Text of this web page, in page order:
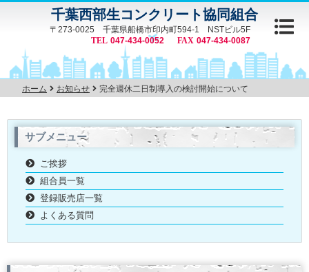
千葉西部生コンクリート協同組合
〒273-0025 千葉県船橋市印内町594-1 NSTビル5F
047-434-0052
047-434-0087
ホーム お知らせ 完全週休二日制導入の検討開始について
サブメニュー
ご挨拶
組合員一覧
登録販売店一覧
よくある質問